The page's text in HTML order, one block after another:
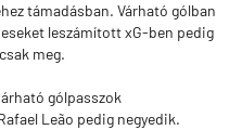
támadásban. Várható gólban
leszámított xG-ben pedig
meg.
gólpasszok
Leão pedig negyedik.